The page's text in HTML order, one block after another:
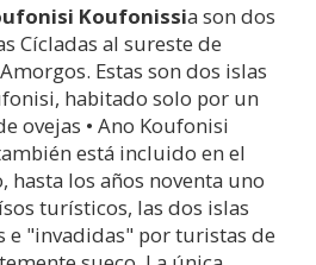
Koufonissia son dos
Cícladas al sureste de
Estas son dos islas
habitado solo por un
ovejas • Ano Koufonisi
está incluido en el
hasta los años noventa uno
turísticos, las dos islas
e "invadidas" por turistas de